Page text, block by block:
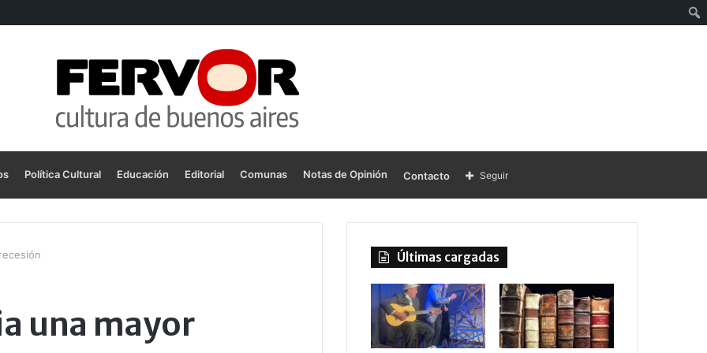
Política Cultural Educación Editorial Comunas Notas de Opinión Contacto Seguir
una mayor
Últimas cargadas